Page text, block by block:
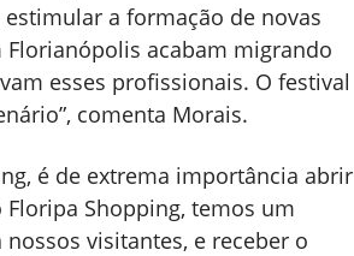
estimular a formação de novas
acabam migrando
esses profissionais. O festival
comenta Morais.
é de extrema importância abrir
Shopping, temos um
nossos visitantes, e receber o